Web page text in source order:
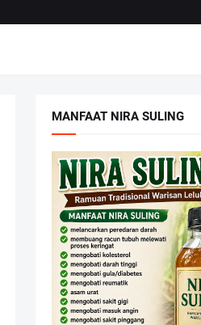
MANFAAT NIRA SULING